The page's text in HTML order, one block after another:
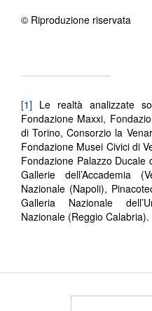
© Riproduzione riservata
[1] Le realtà analizzate
Fondazione Maxxi,
di Torino, Consorzio la
Fondazione Musei Civici di
Fondazione Palazzo Ducale
Gallerie dell’Accademia
Nazionale (Napoli),
Galleria Nazionale
Nazionale (Reggio Calabria).